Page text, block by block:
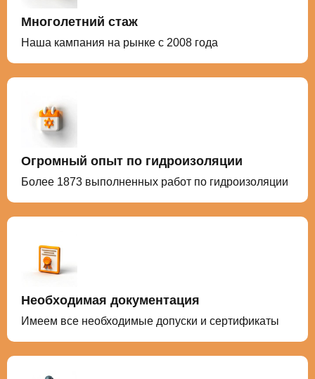
Многолетний стаж
Наша кампания на рынке с 2008 года
Огромный опыт по гидроизоляции
Более 1873 выполненных работ по гидроизоляции
Необходимая документация
Имеем все необходимые допуски и сертификаты